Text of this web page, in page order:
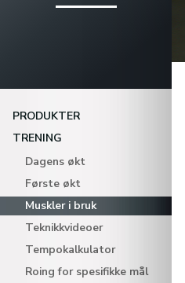
PRODUKTER
TRENING
Dagens økt
Første økt
Muskler i bruk
Teknikkvideoer
Tempokalkulator
Roing for spesifikke mål